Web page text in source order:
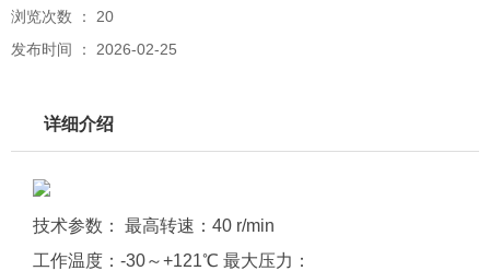
浏览次数 ： 20
发布时间 ： 2026-02-25
详细介绍
技术参数： 最高转速：40 r/min
工作温度：-30～+121℃ 最大压力：